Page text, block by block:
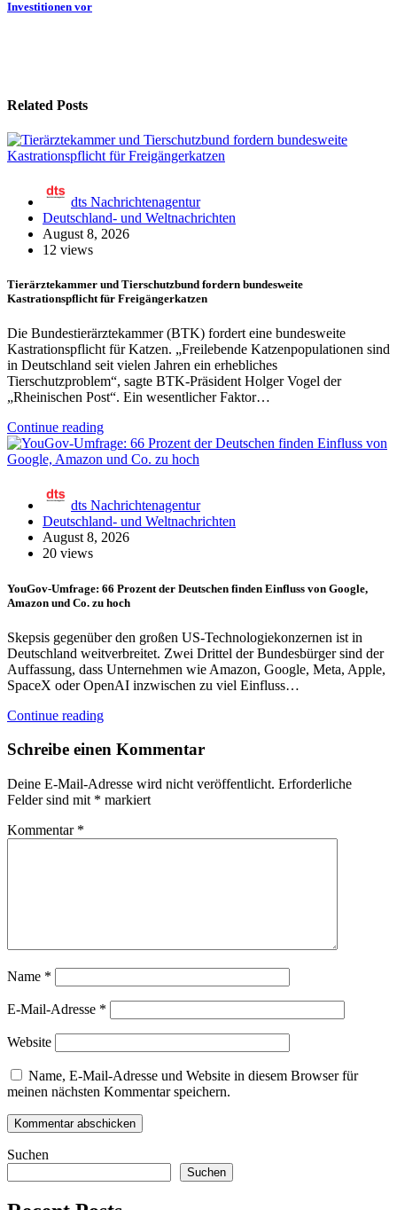
Investitionen vor
Related Posts
dts Nachrichtenagentur
Deutschland- und Weltnachrichten
August 8, 2026
12 views
Tierärztekammer und Tierschutzbund fordern bundesweite
Kastrationspflicht für Freigängerkatzen
Die Bundestierärztekammer (BTK) fordert eine bundesweite
Kastrationspflicht für Katzen. „Freilebende Katzenpopulationen sind
in Deutschland seit vielen Jahren ein erhebliches
Tierschutzproblem“, sagte BTK-Präsident Holger Vogel der
„Rheinischen Post“. Ein wesentlicher Faktor…
Continue reading
dts Nachrichtenagentur
Deutschland- und Weltnachrichten
August 8, 2026
20 views
YouGov-Umfrage: 66 Prozent der Deutschen finden Einfluss von Google,
Amazon und Co. zu hoch
Skepsis gegenüber den großen US-Technologiekonzernen ist in
Deutschland weitverbreitet. Zwei Drittel der Bundesbürger sind der
Auffassung, dass Unternehmen wie Amazon, Google, Meta, Apple,
SpaceX oder OpenAI inzwischen zu viel Einfluss…
Continue reading
Schreibe einen Kommentar
Deine E-Mail-Adresse wird nicht veröffentlicht. Erforderliche
Felder sind mit * markiert
Kommentar *
Name *
E-Mail-Adresse *
Website
Name, E-Mail-Adresse und Website in diesem Browser für
meinen nächsten Kommentar speichern.
Suchen
Suchen